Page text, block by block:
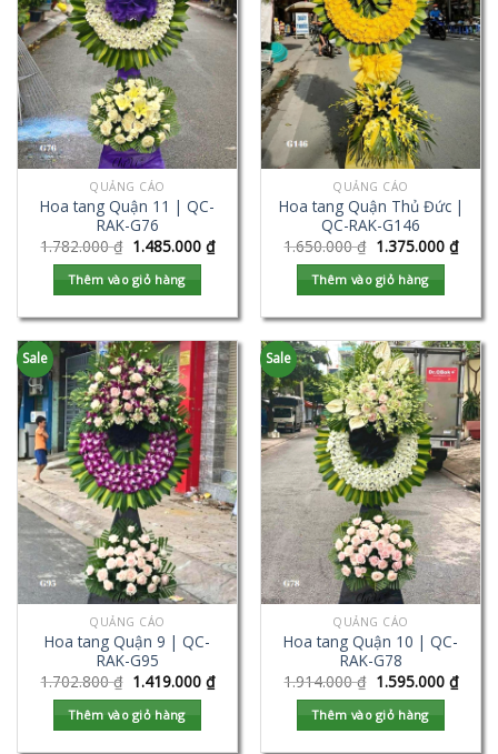
QUẢNG CÁO
Hoa tang Quận 11 | QC-
RAK-G76
1.782.000₫ 1.485.000 ₫
Thêm vào giỏ hàng
QUẢNG CÁO
Hoa tang Quận Thủ Đức |
QC-RAK-G146
1.650.000₫ 1.375.000 ₫
Thêm vào giỏ hàng
Sale
QUẢNG CÁO
Hoa tang Quận 9 | QC-
RAK-G95
1.702.800₫ 1.419.000 ₫
Thêm vào giỏ hàng
Sale
QUẢNG CÁO
Hoa tang Quận 10 | QC-
RAK-G78
1.914.000₫ 1.595.000 ₫
Thêm vào giỏ hàng